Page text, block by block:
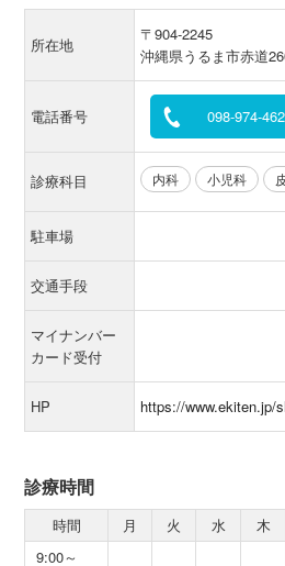
所在地
〒904-2245
沖縄県うるま市赤道
電話番号 098-974-
診療科目 内科 小児科
駐車場
交通手段
マイナンバー
カード受付
HP https://www.ekiten.jp/
診療時間
時間 月 火 水 木
9:00～